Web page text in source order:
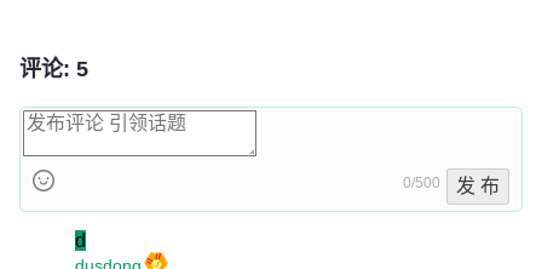
评论: 5
0/500 发 布
d